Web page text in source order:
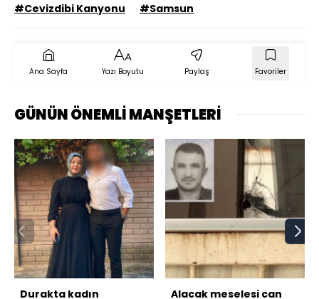
#Cevizdibi Kanyonu #Samsun
Ana Sayfa Yazı Boyutu Paylaş Favoriler
GÜNÜN ÖNEMLİ MANŞETLERİ
Durakta kadın
Alacak meselesi can